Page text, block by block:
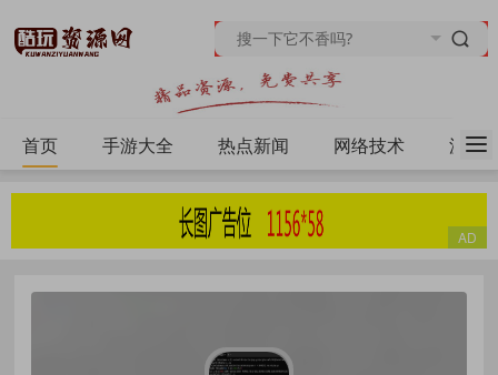
首页 手游大全 热点新闻 网络技术 源码